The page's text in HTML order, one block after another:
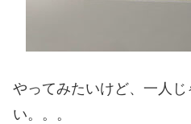
やってみたいけど、一人
い。。。